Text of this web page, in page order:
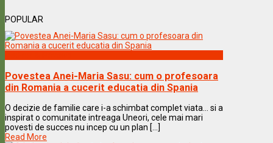
POPULAR
Povestea Anei-Maria Sasu: cum o profesoara
din Romania a cucerit educatia din Spania
O decizie de familie care i-a schimbat complet viata… si a
inspirat o comunitate intreaga Uneori, cele mai mari
povesti de succes nu incep cu un plan [...]
Read More